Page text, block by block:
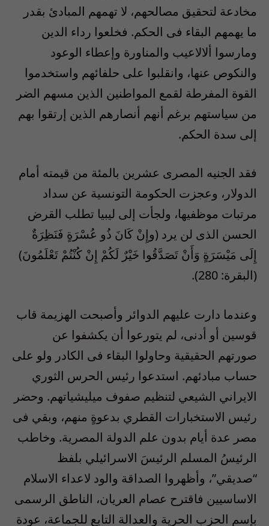
مخادعة لتحقيق مصالحهم، لا تهمهم المبادئ بقدر
ما يهمهم البقاء فى الحكم. فخلعوا رداء الدين
ومارسوا ألالاعيب والمناورة وإعطاء الوعود
والنكوص عنها، وانقلبوا على حلفائهم واستخدموا
القوة المفرطة لقمع المواطنين الذين مسهم الضر
من سياستهم برغم أنهم أنصارهم الذين إرتقوا بهم
إلى سدة الحكم.
فقد الجنيه المصرى عشرين بالمئة من قيمته أمام
الدولار، وعجزت الحكومة التونسية عن سداد
مرتبات موظفيها، ولجأت إلى ليبيا تطلب القرض
الحسن الذى لن يرد (وإِنْ كَانَ ذُو عُسْرَةٍ فَنَظِرَةٌ
إِلَى مَيْسَرَةٍ وَأَنْ تَصَدَّقُوا خَيْرٌ لَكُمْ إِنْ كُنْتُمْ تَعْلَمُونَ)
(البقرة: 280).
وعندما دارت عليهم الدوائر وأصبحت الهزيمة قاب
قوسين أو أدنى، لم يتورعوا أن يكشفوا عن
صورتهم الحقيقية وحاولوا البقاء فى الكادر ولو على
حساب مبادئهم. استدعوا رئيس الحرس الثوري
الايراني الشيعي لتنظيم صفوف ميليشياتهم. وحضر
رئيس الاستخبارات القطري بدعوةٍ منهم، وبقي فى
مصر عدة أيام بدون علم الدولة المصرية. وخاطب
الرئيسُ المسلم الرئيسَ الاسرائيلي بلفظ
“صديقي”، وأظهروا الصداقة والود لاعداء الاسلام
الاساسيين فاقترح عصام العريان، الناطق الرسمى
بإسم الحزب الحرية والعدالة التابع للجماعة، عودة